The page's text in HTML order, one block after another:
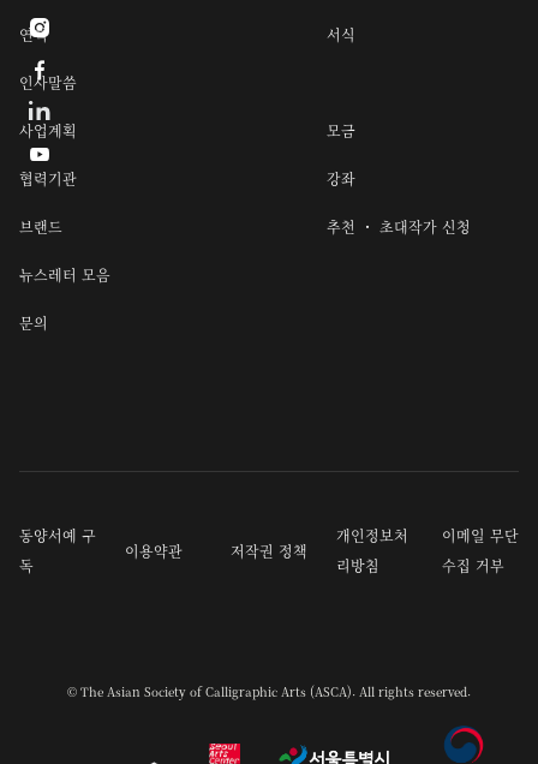
연혁
인사말씀
사업계획
협력기관
브랜드
뉴스레터 모음
문의
서식
모금
강좌
추천 ・ 초대작가 신청
동양서예 구
독
이용약관 저작권 정책
개인정보처
리방침
이메일 무단
수집 거부
© The Asian Society of Calligraphic Arts (ASCA). All rights reserved.


